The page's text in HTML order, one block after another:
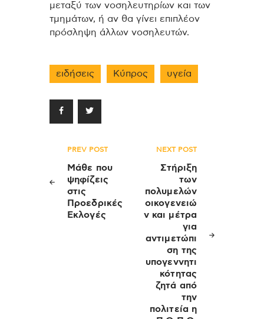
μεταξύ των νοσηλευτηρίων και των
τμημάτων, ή αν θα γίνει επιπλέον
πρόσληψη άλλων νοσηλευτών.
ειδήσεις Κύπρος υγεία
Πλοήγηση
άρθρων
PREV POST
Μάθε που
ψηφίζεις
στις
Προεδρικές
Εκλογές
NEXT POST
Στήριξη
των
πολυμελών
οικογενειώ
ν και μέτρα
για
αντιμετώπι
ση της
υπογεννητι
κότητας
ζητά από
την
πολιτεία η